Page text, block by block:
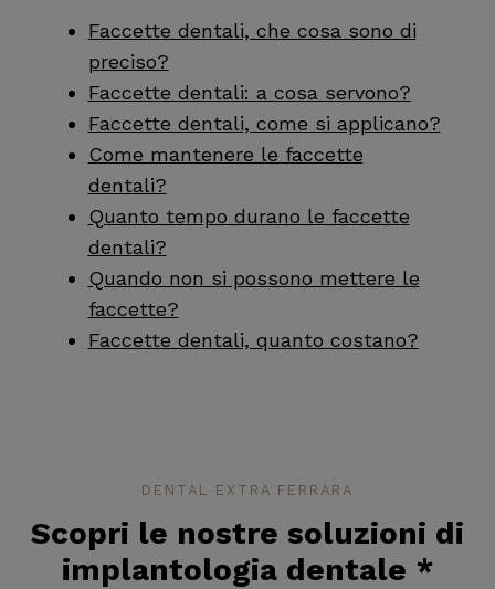
Faccette dentali, che cosa sono di
preciso?
Faccette dentali: a cosa servono?
Faccette dentali, come si applicano?
Come mantenere le faccette
dentali?
Quanto tempo durano le faccette
dentali?
Quando non si possono mettere le
faccette?
Faccette dentali, quanto costano?
DENTAL EXTRA FERRARA
Scopri le nostre soluzioni di
implantologia dentale *